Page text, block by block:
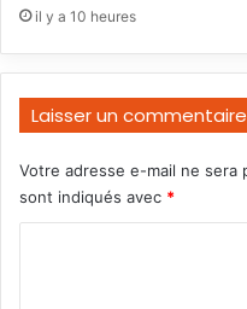
il y a 10 heures
Laisser un commentaire
Votre adresse e-mail ne sera
sont indiqués avec *